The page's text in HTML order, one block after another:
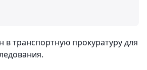
в транспортную прокуратуру для